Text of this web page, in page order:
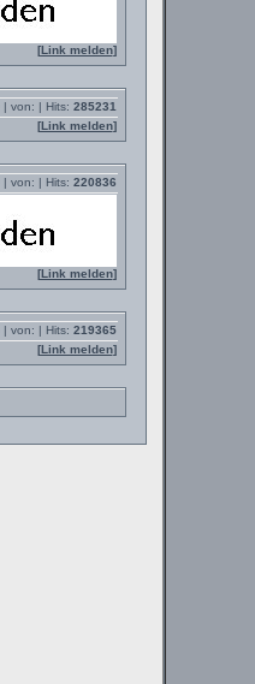
[Link melden]
| von: | Hits: 285231
[Link melden]
| von: | Hits: 220836
[Link melden]
| von: | Hits: 219365
[Link melden]